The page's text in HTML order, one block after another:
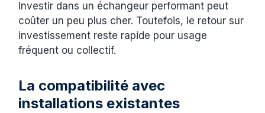
Investir dans un échangeur performant peut
coûter un peu plus cher. Toutefois, le retour sur
investissement reste rapide pour usage
fréquent ou collectif.
La compatibilité avec
installations existantes